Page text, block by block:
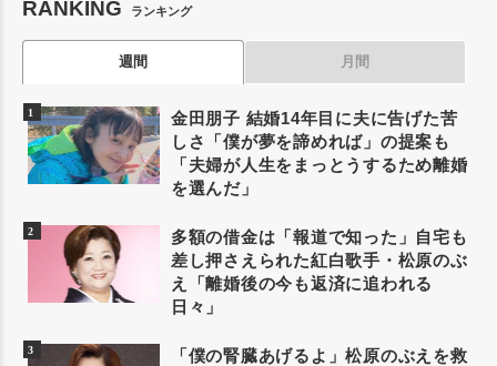
RANKING ランキング
週間 月間
金田朋子 結婚14年目に夫に告げた苦
しさ「僕が夢を諦めれば」の提案も
「夫婦が人生をまっとうするため離婚
を選んだ」
多額の借金は「報道で知った」自宅も
差し押さえられた紅白歌手・松原のぶ
え「離婚後の今も返済に追われる
日々」
「僕の腎臓あげるよ」松原のぶえを救